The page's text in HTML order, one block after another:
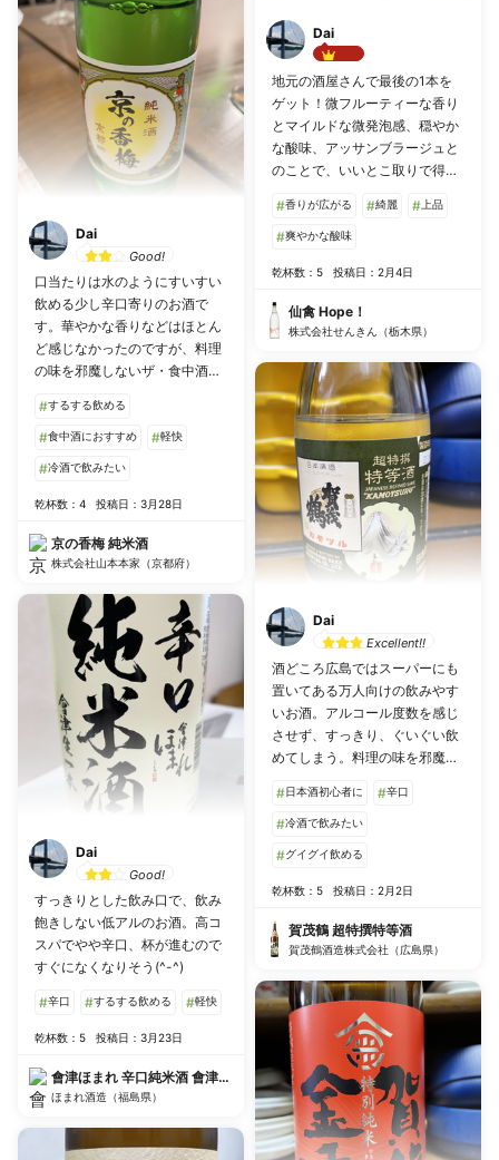
Dai
Good!
口当たりは水のようにすいすい
飲める少し辛口寄りのお酒で
す。華やかな香りなどはほとん
ど感じなかったのですが、料理
の味を邪魔しないザ・食中酒で
食でも合いますね。
#するする飲める
#食中酒におすすめ #軽快
#冷酒で飲みたい
乾杯数：4 投稿日：3月28日
京の香梅 純米酒
株式会社山本本家（京都府）
Dai
Good!
すっきりとした飲み口で、飲み
飽きしない低アルのお酒。高コ
スパでやや辛口、杯が進むので
すぐになくなりそう(^-^)
#辛口 #するする飲める #軽快
乾杯数：5 投稿日：3月23日
會津ほまれ 辛口純米酒 會津生一本
ほまれ酒造（福島県）
Dai
Best!!
地元の酒屋さんで最後の1本を
ゲット！微フルーティーな香り
とマイルドな微発泡感、穏やか
な酸味、アッサンブラージュと
のことで、いいとこ取りで得し
らかくして、芳醇感を一段増し
た飲みやすさは、お酒の苦手な
た。 売り上げの一部は、今回の
能登半島地震で被災した石川県
と酒造組合連合会に寄付される
#香りが広がる #綺麗 # 上品
#爽やかな酸味
乾杯数：5 投稿日：2月4日
仙禽 Hope！
株式会社せんきん（栃木県）
Dai
Excellent!!
酒どころ広島ではスーパーにも
置いてある万人向けの飲みやす
いお酒。アルコール度数を感じ
させず、すっきり、ぐいぐい飲
めてしまう。料理の味を邪魔し
らかめ。
#日本酒初心者に #辛口
#冷酒で飲みたい
#グイグイ飲める
乾杯数：5 投稿日：2月2日
賀茂鶴 超特撰特等酒
賀茂鶴酒造株式会社（広島県）